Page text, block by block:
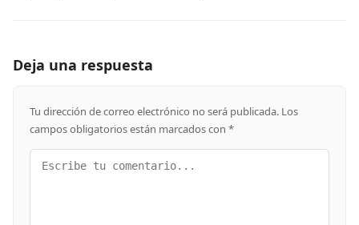
Deja una respuesta
Tu dirección de correo electrónico no será publicada. Los
campos obligatorios están marcados con *